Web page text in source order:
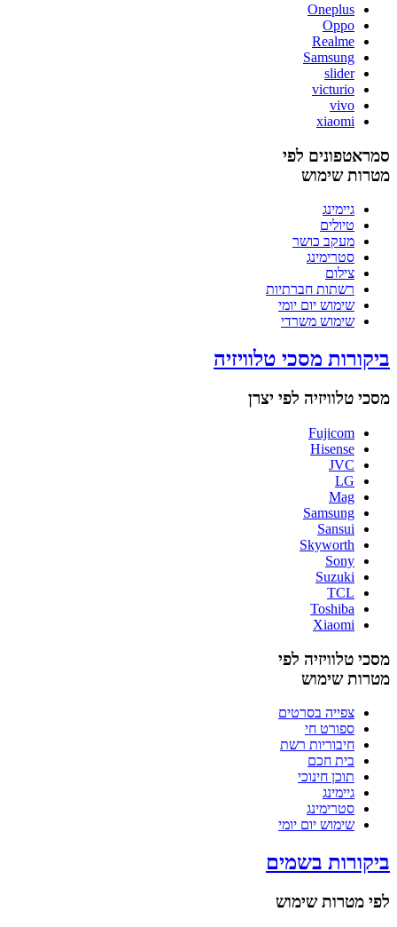
Oneplus
Oppo
Realme
Samsung
slider
victurio
vivo
xiaomi
סמראטפונים לפי
מטרות שימוש
גיימינג
טיולים
מעקב כושר
סטרימינג
צילום
רשתות חברתיות
שימוש יום יומי
שימוש משרדי
ביקורות מסכי טלוויזיה
מסכי טלוויזיה לפי יצרן
Fujicom
Hisense
JVC
LG
Mag
Samsung
Sansui
Skyworth
Sony
Suzuki
TCL
Toshiba
Xiaomi
מסכי טלוויזיה לפי
מטרות שימוש
צפייה בסרטים
ספורט חי
חיבוריות רשת
בית חכם
תוכן חינוכי
גיימינג
סטרימינג
שימוש יום יומי
ביקורות בשמים
לפי מטרות שימוש